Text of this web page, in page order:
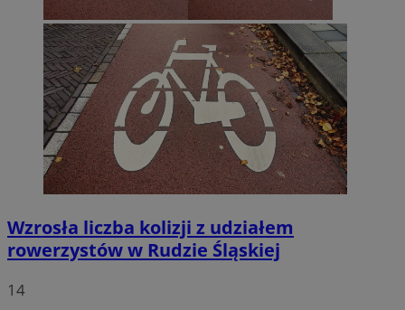
Wzrosła liczba kolizji z udziałem
rowerzystów w Rudzie Śląskiej
14